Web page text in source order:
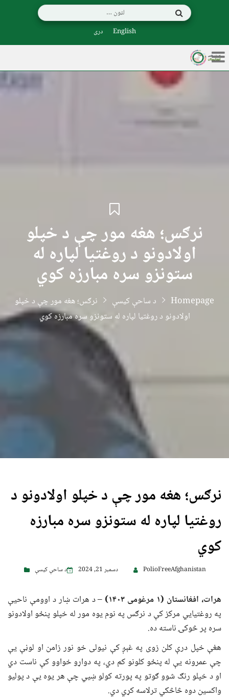
English دری
نرګس؛ هغه مور چې د خپلو
اولادونو د روغتیا لپاره له
ستونزو سره مبارزه کوي
Homepage د ساحې کیسې
نرګس؛ هغه مور چې د خپلو
اولادونو د روغتیا لپاره له ستونزو سره مبارزه کوي
نرګس؛ هغه مور چې د خپلو اولادونو د
روغتیا لپاره له ستونزو سره مبارزه
کوي
PolioFreeAfghanistan دسمبر 21, 2024 د ساحې کیسې
هرات، افغانستان (۱ مرغومی ۱۴۰۳) – د هرات ښار د اوومې ناحیې
په روغتیايي مرکز کې د نرګس په نوم یوه مور له خپلو پنځو اولادونو
سره پر څوکۍ ناسته ده.
هغې خپل درې کلن زوی په غېږ کې نیولی خو نور زامن او لوڼې یې
چې عمرونه یې له پنځو کلونو کم دي، په دواړو خواوو کې ناست دي
او د خپلو رنګ شوو ګوتو په پورته کولو ښيي چې هر یوه یې د پولیو
واکسین دوه څاڅکي ترلاسه کړي دي.